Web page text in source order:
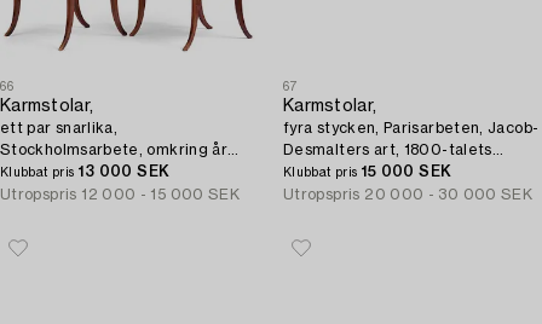
66
Karmstolar,
ett par snarlika,
Stockholmsarbete, omkring år
1800 och 1800-tal,
Sengustaviansk.
Klubbat pris 13 000 SEK
Utropspris 12 000 - 15 000 SEK
67
Karmstolar,
fyra stycken, Parisarbeten, Jacob-
Desmalters art, 1800-talets
början, Empire.
Klubbat pris 15 000 SEK
Utropspris 20 000 - 30 000 SEK